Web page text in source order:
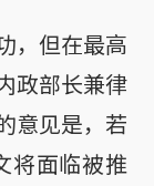
，但在最高
政部长兼律
意见是，若
将面临被推